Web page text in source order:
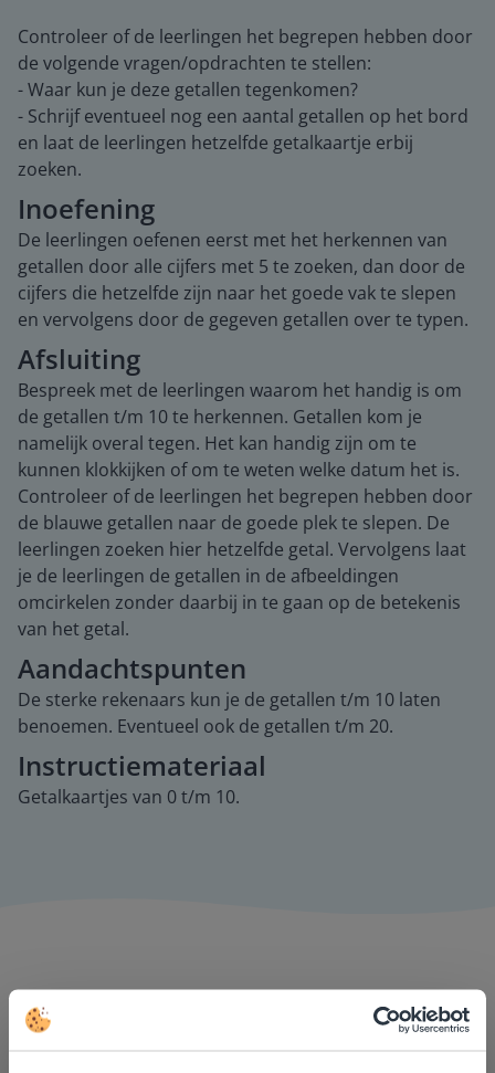
Controleer of de leerlingen het begrepen hebben door
de volgende vragen/opdrachten te stellen:
- Waar kun je deze getallen tegenkomen?
- Schrijf eventueel nog een aantal getallen op het bord
en laat de leerlingen hetzelfde getalkaartje erbij
zoeken.
Inoefening
De leerlingen oefenen eerst met het herkennen van
getallen door alle cijfers met 5 te zoeken, dan door de
cijfers die hetzelfde zijn naar het goede vak te slepen
en vervolgens door de gegeven getallen over te typen.
Afsluiting
Bespreek met de leerlingen waarom het handig is om
de getallen t/m 10 te herkennen. Getallen kom je
namelijk overal tegen. Het kan handig zijn om te
kunnen klokkijken of om te weten welke datum het is.
Controleer of de leerlingen het begrepen hebben door
de blauwe getallen naar de goede plek te slepen. De
leerlingen zoeken hier hetzelfde getal. Vervolgens laat
je de leerlingen de getallen in de afbeeldingen
omcirkelen zonder daarbij in te gaan op de betekenis
van het getal.
Aandachtspunten
De sterke rekenaars kun je de getallen t/m 10 laten
benoemen. Eventueel ook de getallen t/m 20.
Instructiemateriaal
Getalkaartjes van 0 t/m 10.